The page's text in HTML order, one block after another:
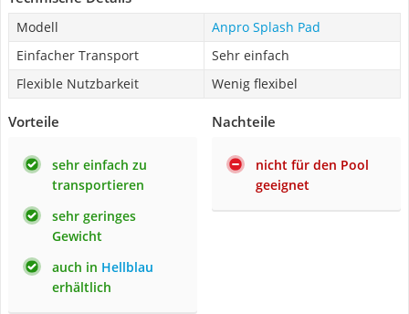
Modell
Anpro Splash Pad
Einfacher Transport
Sehr einfach
Flexible Nutzbarkeit
Wenig flexibel
Vorteile
sehr einfach zu
transportieren
sehr geringes
Gewicht
auch in Hellblau
erhältlich
Nachteile
nicht für den Pool
geeignet